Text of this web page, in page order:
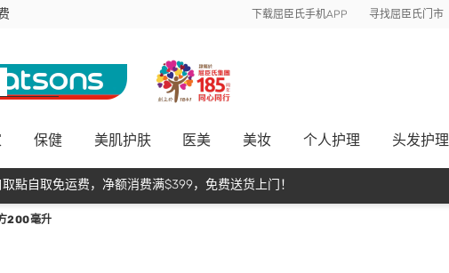
即减$50 下载屈臣氏手机APP 寻找屈臣氏门市
保健 美肌护肤 医美 美妆 个人护理 头发护理
點自取免运费，净额消费满$399，免费送货上门！
200毫升